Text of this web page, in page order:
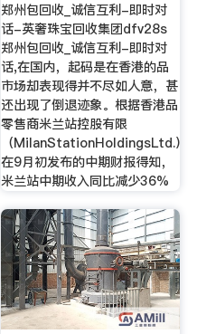
郑州包回收_诚信互利-即时对
话-英奢珠宝回收集团dfv28s
郑州包回收_诚信互利-即时对
话,在国内，起码是在香港的品
市场却表现得并不尽如人意，甚
还出现了倒退迹象。根据香港品
零售商米兰站控股有限
（MilanStationHoldingsLtd.）
在9月初发布的中期财报得知，
米兰站中期收入同比减少36%